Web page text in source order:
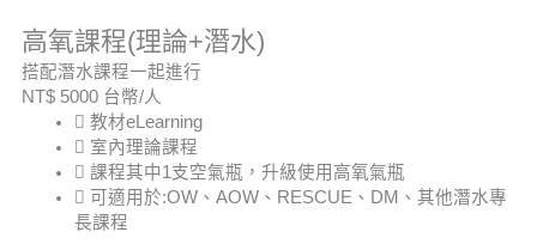
高氧課程(理論+潛水)
搭配潛水課程一起進行
NT$ 5000 台幣/人
教材eLearning
室內理論課程
課程其中1支空氣瓶，升級使用高氧氣瓶
可適用於:OW、AOW、RESCUE、DM、其他潛水專
長課程